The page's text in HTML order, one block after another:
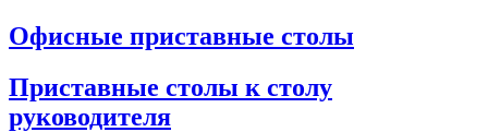
Офисные приставные столы
Приставные столы к столу
руководителя